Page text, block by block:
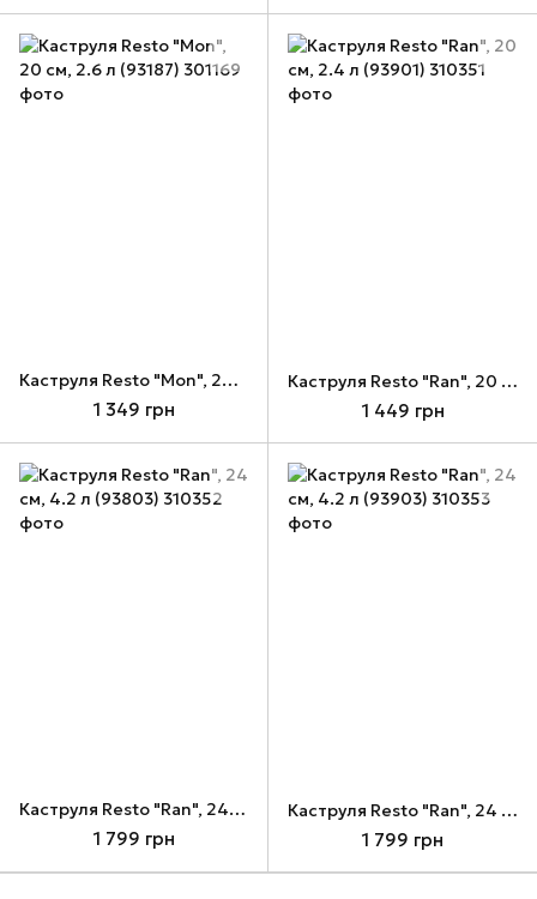
Каструля Resto "Mon", 20 см, 2.6 л (93187)
1 349 грн
Каструля Resto "Ran", 20 см, 2.4 л (93901)
1 449 грн
Каструля Resto "Ran", 24 см, 4.2 л (93803)
1 799 грн
Каструля Resto "Ran", 24 см, 4.2 л (93903)
1 799 грн